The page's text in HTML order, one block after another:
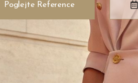
Poglejte Reference